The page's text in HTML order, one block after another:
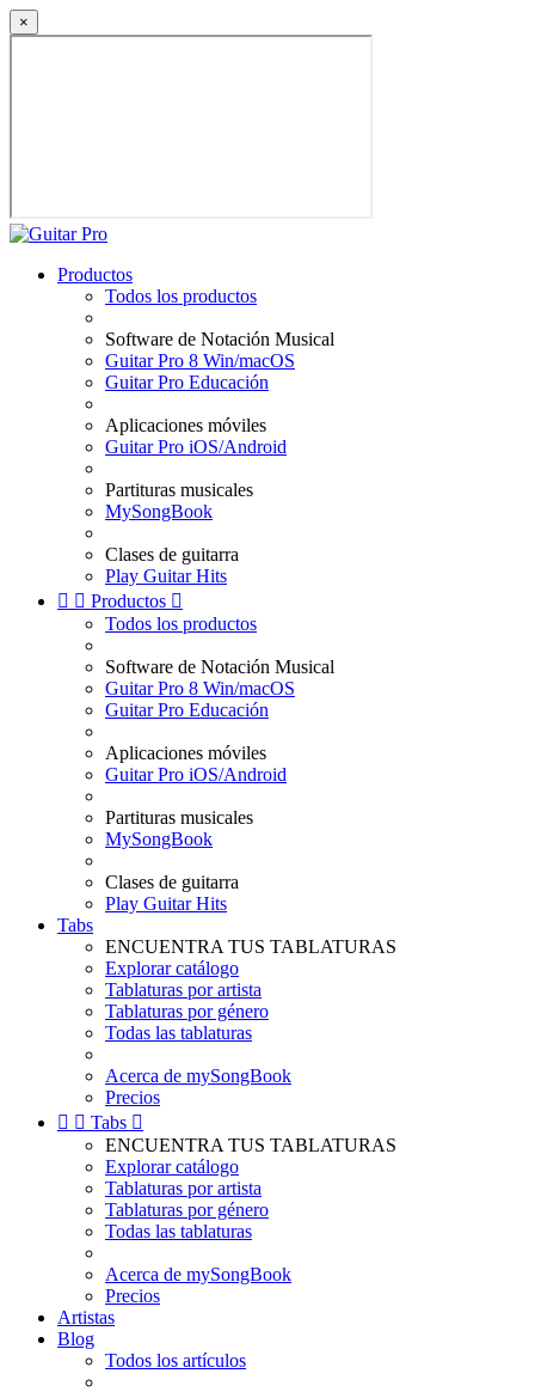
×
Productos
Todos los productos
Software de Notación Musical
Guitar Pro 8 Win/macOS
Guitar Pro Educación
Aplicaciones móviles
Guitar Pro iOS/Android
Partituras musicales
MySongBook
Clases de guitarra
Play Guitar Hits
  Productos 
Todos los productos
Software de Notación Musical
Guitar Pro 8 Win/macOS
Guitar Pro Educación
Aplicaciones móviles
Guitar Pro iOS/Android
Partituras musicales
MySongBook
Clases de guitarra
Play Guitar Hits
Tabs
ENCUENTRA TUS TABLATURAS
Explorar catálogo
Tablaturas por artista
Tablaturas por género
Todas las tablaturas
Acerca de mySongBook
Precios
  Tabs 
ENCUENTRA TUS TABLATURAS
Explorar catálogo
Tablaturas por artista
Tablaturas por género
Todas las tablaturas
Acerca de mySongBook
Precios
Artistas
Blog
Todos los artículos